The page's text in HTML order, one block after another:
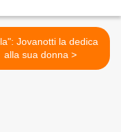
Jovanotti la dedica
alla sua donna >